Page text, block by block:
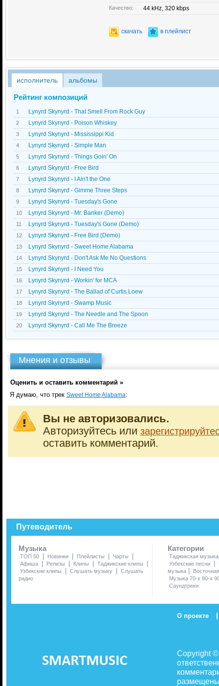
Качество: 44 kHz, 320 kbps
скачать в плейлист
исполнитель альбомы
Рейтинг композиций
1 Lynyrd Skynyrd - That Smell From Rock Guy
2 Lynyrd Skynyrd - Poison Whiskey
3 Lynyrd Skynyrd - Mississippi Kid
4 Lynyrd Skynyrd - Simple Man
5 Lynyrd Skynyrd - Things Goin' On
6 Lynyrd Skynyrd - Free Bird
7 Lynyrd Skynyrd - I Ain't the One
8 Lynyrd Skynyrd - Gimme Three Steps
9 Lynyrd Skynyrd - Tuesday's Gone
10 Lynyrd Skynyrd - Mr. Banker (Demo)
11 Lynyrd Skynyrd - Tuesday's Gone (Demo)
12 Lynyrd Skynyrd - Free Bird (Demo)
13 Lynyrd Skynyrd - Sweet Home Alabama
14 Lynyrd Skynyrd - Don't Ask Me No Questions
15 Lynyrd Skynyrd - I Need You
16 Lynyrd Skynyrd - Workin' for MCA
17 Lynyrd Skynyrd - The Ballad of Curtis Loew
18 Lynyrd Skynyrd - Swamp Music
19 Lynyrd Skynyrd - The Needle and The Spoon
20 Lynyrd Skynyrd - Call Me The Breeze
Мнения и отзывы
Оценить и оставить комментарий »
Я думаю, что трек Sweet Home Alabama:
Вы не авторизовались.
Авторизуйтесь или
оставить комментарий.
Путеводитель
Музыка
ТОП 50 | Новинки | Плейлисты | Чарты |
Афиша | Релизы | Клипы | Таджикские клипы |
Узбекские клипы | Слушать музыку | Слушать
радио
Категории
Таджикская музыка
Узбекские песни
|
музыка |
Музыка 70-х 80-х
Саундтреки
О проекте |
Copyright
размещены